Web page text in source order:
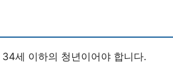
세 이하의 청년이어야 합니다.